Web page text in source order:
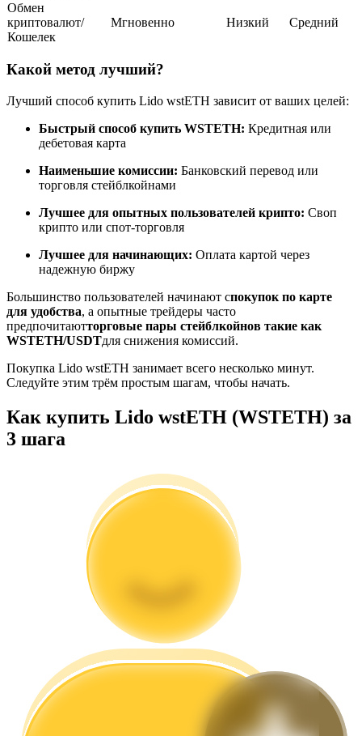
Наслаждайтесь распределением прибыли и комиссиями
Информация
Анализ больших данных, включая торговую информацию
Руководство для начинающих по фьючерсам
Обмен
криптовалют/
Кошелек
Мгновенно Низкий Средний
Какой метод лучший?
Лучший способ купить Lido wstETH зависит от ваших целей:
Быстрый способ купить WSTETH: Кредитная или
дебетовая карта
Наименьшие комиссии: Банковский перевод или
торговля стейблкойнами
Лучшее для опытных пользователей крипто: Своп
крипто или спот-торговля
Лучшее для начинающих: Оплата картой через
надежную биржу
Большинство пользователей начинают спокупок по карте
для удобства, а опытные трейдеры часто
предпочитаютторговые пары стейблкойнов такие как
WSTETH/USDTдля снижения комиссий.
Покупка Lido wstETH занимает всего несколько минут.
Следуйте этим трём простым шагам, чтобы начать.
Как купить Lido wstETH (WSTETH) за
3 шага